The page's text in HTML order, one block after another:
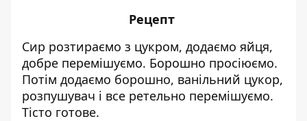
Рецепт
Сир розтираємо з цукром, додаємо яйця,
добре перемішуємо. Борошно просіюємо.
Потім додаємо борошно, ванільний цукор,
розпушувач і все ретельно перемішуємо.
Тісто готове.